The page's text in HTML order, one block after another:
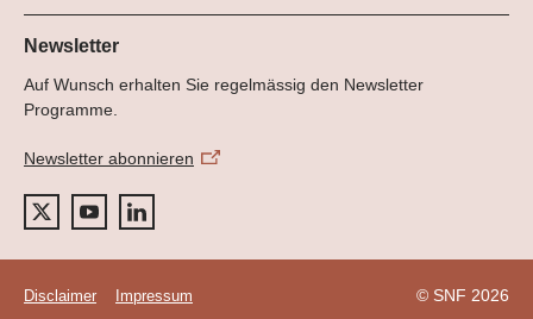
Tel.: +
22
Hier finden Sie umfangreiche Informationen zu den vom SNF
geförderten Projekten.
Zum Datenportal
Newsletter
Auf Wunsch erhalten Sie regelmässig den Newsletter
Programme.
Newsletter abonnieren
Disclaimer Impressum © SNF 2026